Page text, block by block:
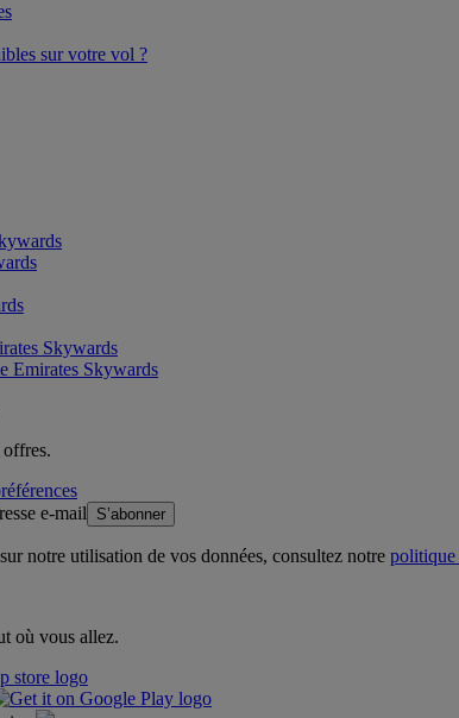
sur votre vol ?
Skywards
Emirates Skywards
e-mail
S’abonner
notre utilisation de vos données, consultez notre politique
où vous allez.